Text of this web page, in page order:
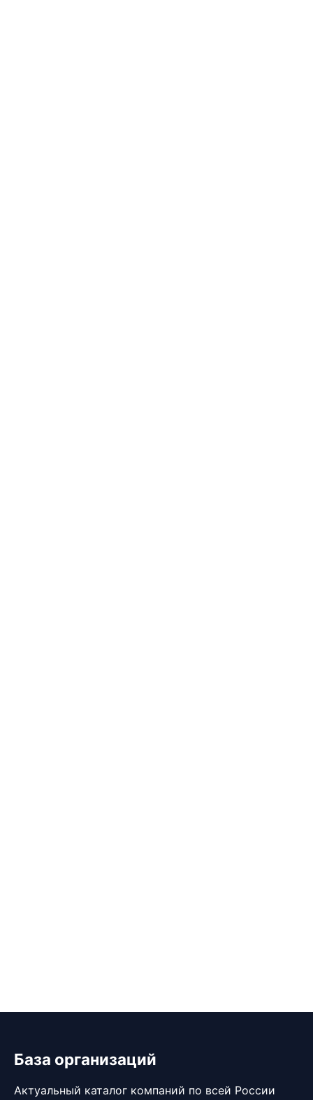
База организаций
Актуальный каталог компаний по всей России